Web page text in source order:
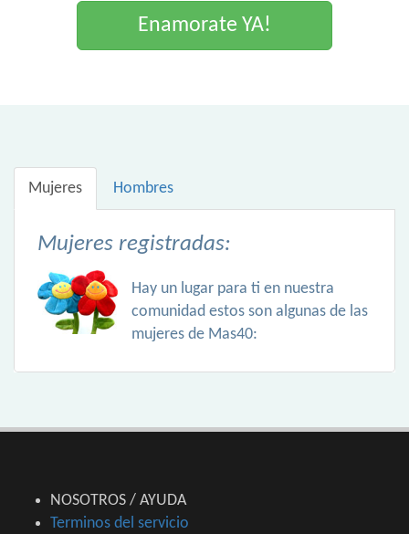
Enamorate YA!
Mujeres Hombres
Mujeres registradas:
Hay un lugar para ti en nuestra
comunidad estos son algunas de las
mujeres de Mas40:
NOSOTROS / AYUDA
Terminos del servicio